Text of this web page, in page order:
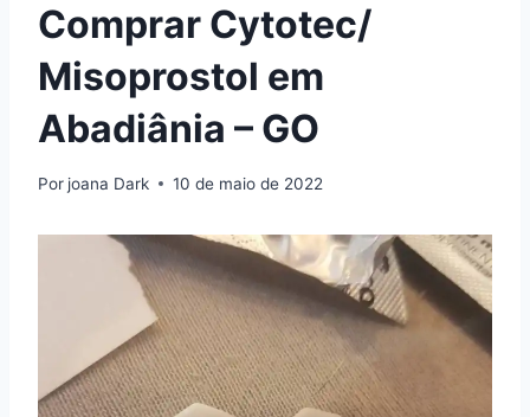
Comprar Cytotec/
Misoprostol em
Abadiânia – GO
Por joana Dark 10 de maio de 2022